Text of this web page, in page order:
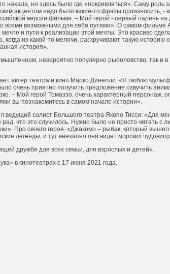
нахала, но здесь было где «покривляться». Саму роль
акцентом надо было какие-то фразы произносить, -
версии фильма. – Мой герой - первый парень на
всеми возможными для себя путями». О самом фильме
и пути к реализации этой мечты. Это красиво
когда из какой-то мелочи, раскручивают такую историю
история».
невероятно популярно рыболовство, так и в
актер театра и кино Марко Динелли. «Я люблю
очень приятно получить предложение озвучить
– Мой герой Томаззо, очень характерный персонаж,
вы познакомитесь в самом начале истории».
ведущий солист Большого театра Якопо Тисси: «Для
что это случилось. Нужно было не просто читать с
Про своего героя: «Джакомо – рыбак, который
легенды, и тут внезапно они видят морских
дружбе для всех семьи, для взрослых и детей».
в кинотеатрах с 17 июня 2021 года.